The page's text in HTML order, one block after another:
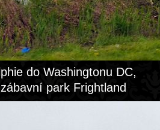
do Washingtonu DC,
park Frightland